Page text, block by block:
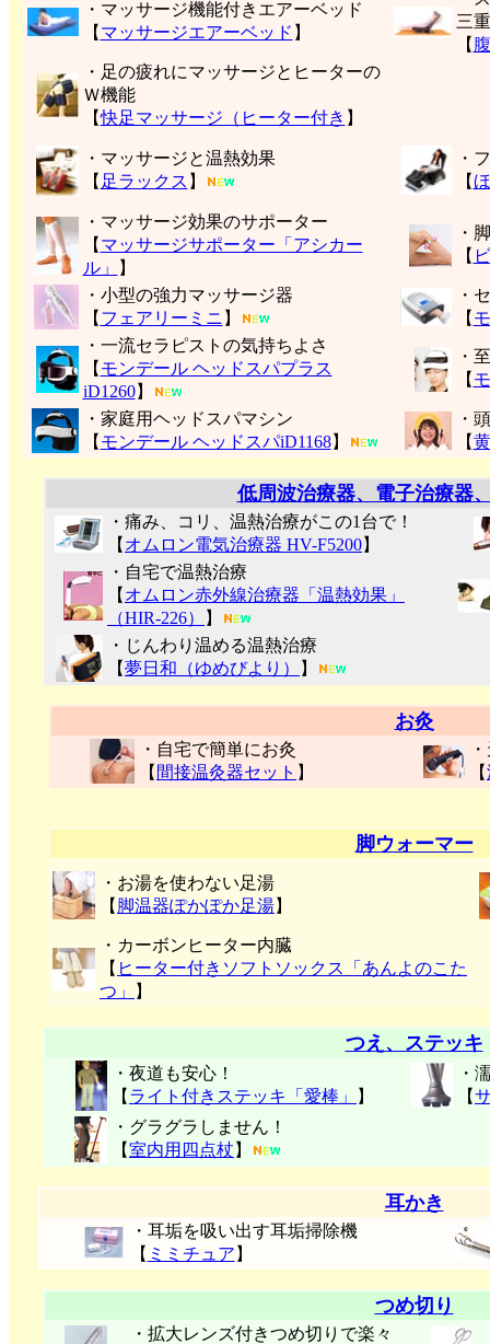
・マッサージ機能付きエアーベッド
【 マッサージエアーベッド 】
三
【
・足の疲れにマッサージとヒーターの
Ｗ機能
【快足マッサージ（ヒーター付き 】
・マッサージと温熱効果
【 足ラックス 】
・
【
・マッサージ効果のサポーター
【 マッサージサポーター「アシカー
ル」
】
・
【
・小型の強力マッサージ器
【 フェアリーミニ 】
・
【
・一流セラピストの気持ちよさ
【 モンデール ヘッドスパプラス
iD1260】
・
【
・家庭用ヘッドスパマシン
【 モンデール ヘッドスパiD1168】
・
【
低周波治療器、電子治療器
・痛み、コリ、温熱治療がこの1台で！
【 オムロン電気治療器 HV-F5200】
・自宅で温熱治療
【 オムロン赤外線治療器「温熱効果」
（HIR-226）
】
・じんわり温める温熱治療
【夢日和（ゆめびより） 】
お灸
・自宅で簡単にお灸
【 間接温灸器セット 】
【
脚ウォーマー
・お湯を使わない足湯
【 脚温器ぽかぽか足湯】
・カーボンヒーター内臓
【 ヒーター付きソフトソックス「あんよのこた
つ」
】
つえ、ステッキ
・夜道も安心！
【 ライト付きステッキ「愛棒」 】
・
【
・グラグラしません！
【室内用四点杖 】
耳かき
・耳垢を吸い出す耳垢掃除機
【 ミミチュア 】
つめ切り
・拡大レンズ付きつめ切りで楽々